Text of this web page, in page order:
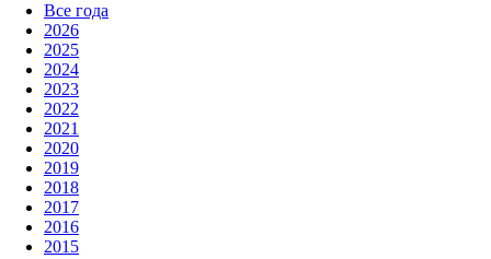
Все года
2026
2025
2024
2023
2022
2021
2020
2019
2018
2017
2016
2015